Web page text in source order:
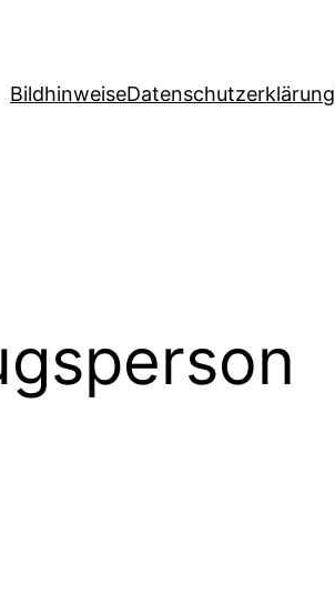
BildhinweiseDatenschutzerklärung